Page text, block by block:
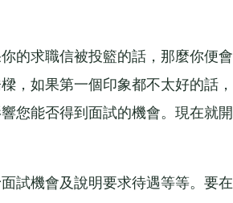
的求職信被投籃的話，那麼你便會
，如果第一個印象都不太好的話，
您能否得到面試的機會。現在就開
試機會及說明要求待遇等等。要在